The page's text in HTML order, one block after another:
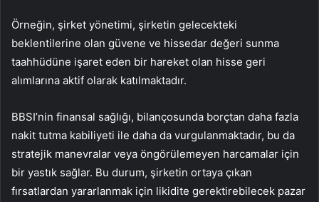
Örneğin, şirket yönetimi, şirketin gelecekteki
beklentilerine olan güvene ve hissedar değeri sunma
taahhüdüne işaret eden bir hareket olan hisse geri
alımlarına aktif olarak katılmaktadır.
BBSI’nin finansal sağlığı, bilançosunda borçtan daha fazla
nakit tutma kabiliyeti ile daha da vurgulanmaktadır, bu da
stratejik manevralar veya öngörülemeyen harcamalar için
bir yastık sağlar. Bu durum, şirketin ortaya çıkan
fırsatlardan yararlanmak için likidite gerektirebilecek pazar